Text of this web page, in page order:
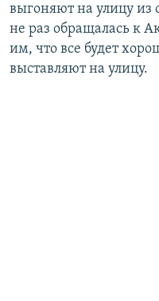
выгоняют на улицу из
не раз обращалась к
им, что все будет
выставляют на улицу.